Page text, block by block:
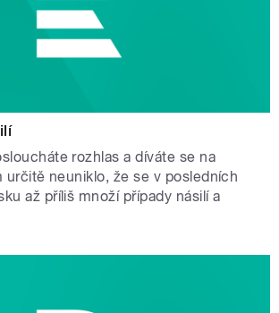
rozhlas a díváte se na
určitě neuniklo, že se v posledních
až příliš množí případy násilí a